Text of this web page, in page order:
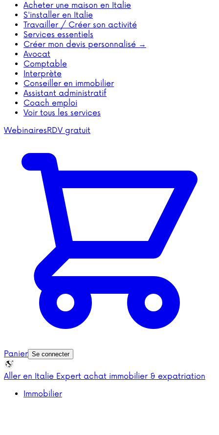
Acheter une maison en Italie
S'installer en Italie
Travailler / Créer son activité
Services essentiels
Créer mon devis personnalisé →
Avocat
Comptable
Interprète
Conseiller en immobilier
Assistant administratif
Coach emploi
Voir tous les services
WebinairesRDV gratuit
Panier Se connecter
Aller en Italie Expert achat immobilier & expatriation
Immobilier